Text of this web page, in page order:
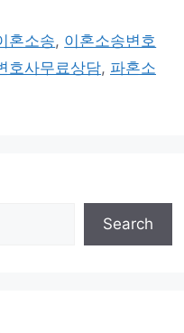
혼소송, 이혼소송변호
호사무료상담, 파혼소
Search